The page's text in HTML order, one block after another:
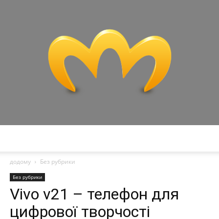
додому
Без рубрики
Без рубрики
Vivo v21 – телефон для
цифрової творчості